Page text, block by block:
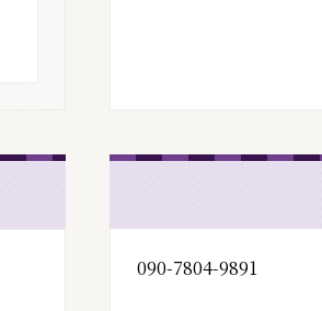
090-7804-9891